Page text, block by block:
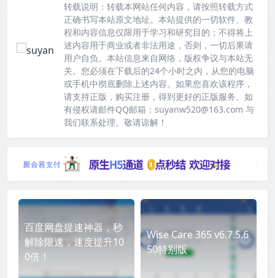
转载说明： 转载本网站任何内容，请按照转载方式
正确书写本站原文地址。本站提供的一切软件、教
程和内容信息仅限用于学习和研究目的；不得将上
述内容用于商业或者非法用途，否则，一切后果请
用户自负。本站信息来自网络，版权争议与本站无
关。您必须在下载后的24个小时之内，从您的电脑
或手机中彻底删除上述内容。如果您喜欢该程序，
请支持正版，购买注册，得到更好的正版服务。如
有侵权请邮件QQ邮箱：suyanw520@163.com 与
我们联系处理。敬请谅解！
百度网盘提速神器，秒
解除限速，速度提升10
0倍！
Wise Care 365 v6.7.5.6
50特别版